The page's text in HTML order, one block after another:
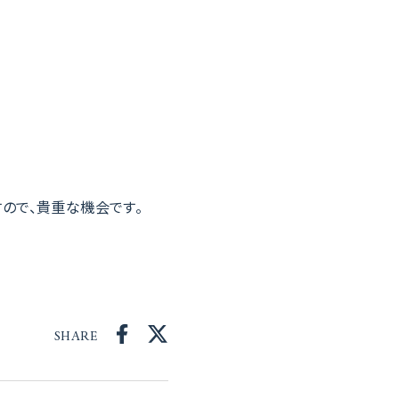
で、貴重な機会です。
SHARE